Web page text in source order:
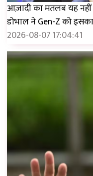
आज़ादी का मतलब यह नहीं
डोभाल ने Gen-Z को
2026-08-07 17:04:41